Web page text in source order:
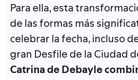
Para ella, esta
de las formas más
celebrar la fecha, incluso
gran Desfile de la Ciudad
Catrina de Debayle